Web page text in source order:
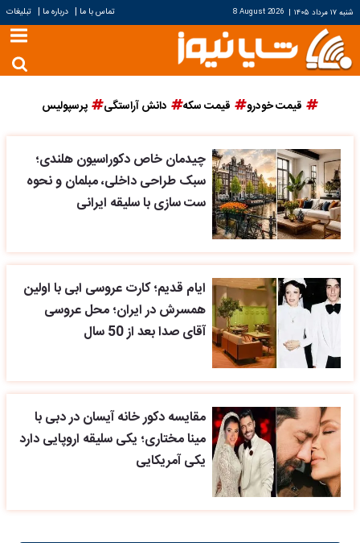
شنبه ۱۷ مرداد ۱۴۰۵ |
8 August 2026 تماس با ما | درباره ما | تبلیغات
قیمت خودرو قیمت سکه دانش آراستگی پرسپولیس
چیدمان خاص دکوراسیون هلندی؛
سبک طراحی داخلی، مبلمان و نحوه
ست سازی با سلیقه ایرانی
ایام قدیم؛ کارت عروسی ابی با اولین
همسرش در ایران؛ محل عروسی
آقای صدا بعد از 50 سال
مقایسه دکور خانه آیسان در دبی با
مینا مختاری؛ یکی سلیقه اروپایی دارد
یکی آمریکایی